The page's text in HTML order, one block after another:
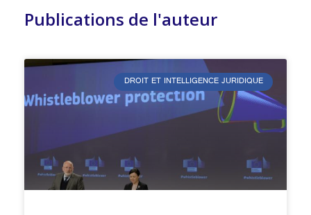
Publications de l'auteur
DROIT ET INTELLIGENCE JURIDIQUE